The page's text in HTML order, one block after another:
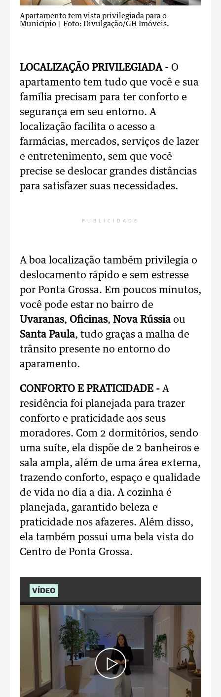
Apartamento tem vista privilegiada para o
Município
| Foto: Divulgação/GH Imóveis.
LOCALIZAÇÃO PRIVILEGIADA - O
apartamento tem tudo que você e sua
família precisam para ter conforto e
segurança em seu entorno. A
localização facilita o acesso a
farmácias, mercados, serviços de lazer
e entretenimento, sem que você
precise se deslocar grandes distâncias
para satisfazer suas necessidades.
PUBLICIDADE
A boa localização também privilegia o
deslocamento rápido e sem estresse
por Ponta Grossa. Em poucos minutos,
você pode estar no bairro de
Uvaranas, Oficinas, Nova Rússiaou
Santa Paula, tudo graças a malha de
trânsito presente no entorno do
aparamento.
CONFORTO E PRATICIDADE - A
residência foi planejada para trazer
conforto e praticidade aos seus
moradores. Com 2 dormitórios, sendo
uma suíte, ela dispõe de 2 banheiros e
sala ampla, além de uma área externa,
trazendo conforto, espaço e qualidade
de vida no dia a dia. A cozinha é
planejada, garantido beleza e
praticidade nos afazeres. Além disso,
ela também possui uma bela vista do
Centro de Ponta Grossa.
VÍDEO